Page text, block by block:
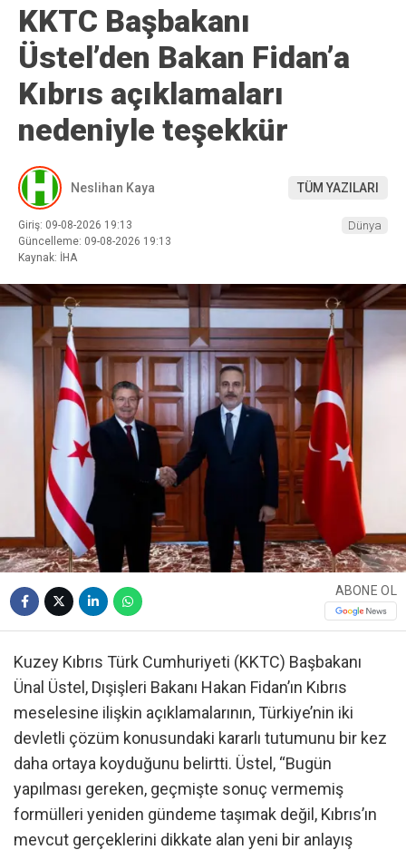
KKTC Başbakanı
Üstel’den Bakan Fidan’a
Kıbrıs açıklamaları
nedeniyle teşekkür
Neslihan Kaya TÜM YAZILARI
Giriş: 09-08-2026 19:13
Güncelleme: 09-08-2026 19:13
Kaynak: İHA
Dünya
ABONE OL
Kuzey Kıbrıs Türk Cumhuriyeti (KKTC) Başbakanı
Ünal Üstel, Dışişleri Bakanı Hakan Fidan’ın Kıbrıs
meselesine ilişkin açıklamalarının, Türkiye’nin iki
devletli çözüm konusundaki kararlı tutumunu bir kez
daha ortaya koyduğunu belirtti. Üstel, “Bugün
yapılması gereken, geçmişte sonuç vermemiş
formülleri yeniden gündeme taşımak değil, Kıbrıs’ın
mevcut gerçeklerini dikkate alan yeni bir anlayış